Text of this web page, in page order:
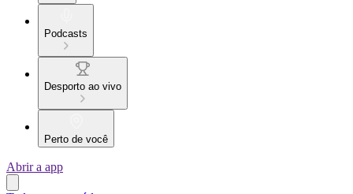
Podcasts
Desporto ao vivo
Perto de você
Abrir a app